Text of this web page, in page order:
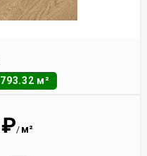
793.32 м²
₽/ м²